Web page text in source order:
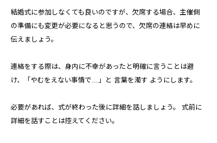
結婚式に参加しなくても良いのですが、欠席する場合、主催側
の準備にも変更が必要になると思うので、欠席の連絡は早めに
伝えましょう。
連絡をする際は、身内に不幸があったと明確に言うことは避
け、「やむをえない事情で…」と 言葉を濁す ようにします。
必要があれば、式が終わった後に詳細を話しましょう。 式前に
詳細を話すことは控えてください。